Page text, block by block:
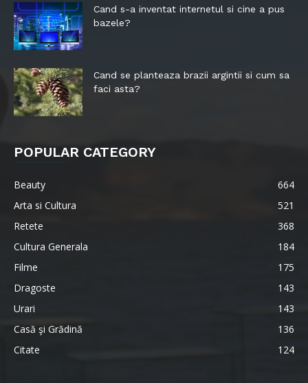
Cand s-a inventat internetul si cine a pus
bazele?
Cand se planteaza brazii argintii si cum sa
faci asta?
POPULAR CATEGORY
Beauty
664
Arta si Cultura
521
Retete
368
Cultura Generala
184
Filme
175
Dragoste
143
Urari
143
Casă şi Grădină
136
Citate
124